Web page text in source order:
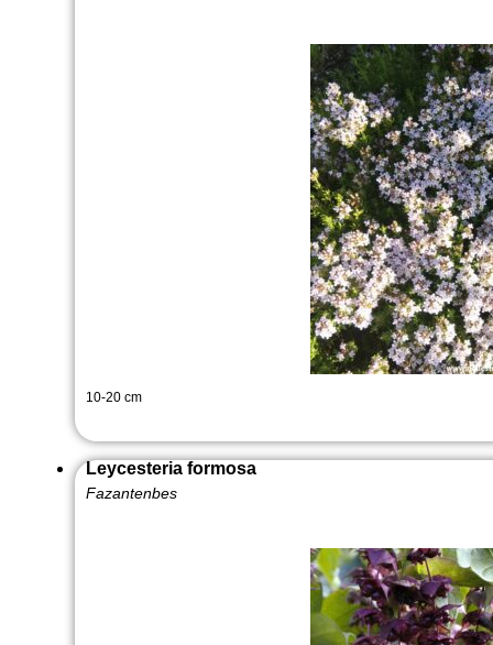
10-20 cm
Leycesteria formosa
Fazantenbes